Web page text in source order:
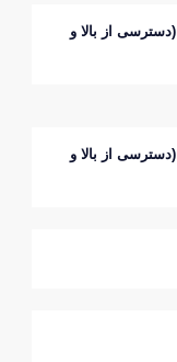
کلین روم clean room 60×60 سری PRO (دسترسی از بالا و
کلین روم clean room 30×30 سری PRO (دسترسی از بالا و